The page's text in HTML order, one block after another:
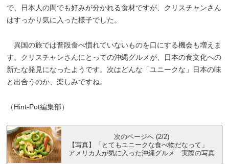
で、日本人の間でも好みが分かれる食材ですが、クリスチャンさん
はすっかり気に入った様子でした。
異国の旅では普段食べ慣れていないものを口にする機会も増えま
す。クリスチャンさんにとっての沖縄グルメが、日本の食文化への
新たな発見になったようです。次はどんな「ユニークな」日本の味
と出合うのか、楽しみですね。
（Hint-Pot編集部）
次のページへ (2/2)
【写真】「とてもユニークな食べ物だなって」
アメリカ人が気に入った沖縄グルメ 実際の写真